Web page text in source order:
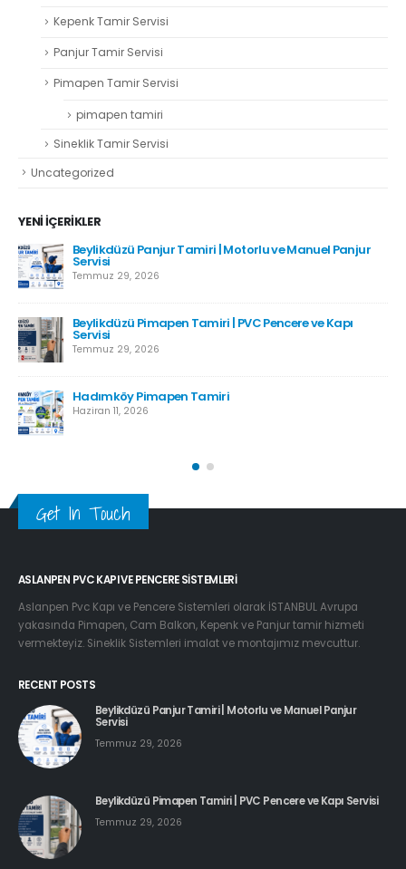
Kepenk Tamir Servisi
Panjur Tamir Servisi
Pimapen Tamir Servisi
pimapen tamiri
Sineklik Tamir Servisi
Uncategorized
YENI İÇERIKLER
Beylikdüzü Panjur Tamiri | Motorlu ve Manuel Panjur
Servisi
Temmuz 29, 2026
Beylikdüzü Pimapen Tamiri | PVC Pencere ve Kapı
Servisi
Temmuz 29, 2026
Hadımköy Pimapen Tamiri
Haziran 11, 2026
Get In Touch
ASLANPEN PVC KAPI VE PENCERE SISTEMLERI
Aslanpen Pvc Kapı ve Pencere Sistemleri olarak İSTANBUL Avrupa
yakasında Pimapen, Cam Balkon, Kepenk ve Panjur tamir hizmeti
vermekteyiz. Sineklik Sistemleri imalat ve montajımız mevcuttur.
RECENT POSTS
Beylikdüzü Panjur Tamiri | Motorlu ve Manuel Panjur
Servisi
Temmuz 29, 2026
Beylikdüzü Pimapen Tamiri | PVC Pencere ve Kapı Servisi
Temmuz 29, 2026